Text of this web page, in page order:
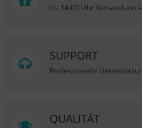
bis 14:00 Uhr Versand am
SUPPORT
Professionelle
QUALITÄT